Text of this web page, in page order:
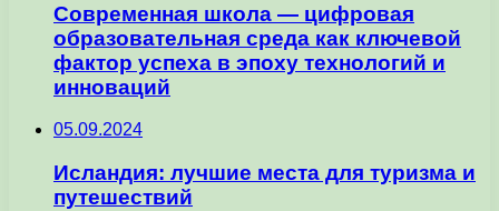
Современная школа — цифровая
образовательная среда как ключевой
фактор успеха в эпоху технологий и
инноваций
05.09.2024
Исландия: лучшие места для туризма и
путешествий